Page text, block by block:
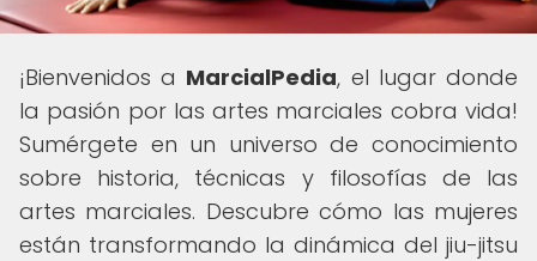
¡Bienvenidos a MarcialPedia, el lugar donde
la pasión por las artes marciales cobra vida!
Sumérgete en un universo de conocimiento
sobre historia, técnicas y filosofías de las
artes marciales. Descubre cómo las mujeres
están transformando la dinámica del jiu-jitsu